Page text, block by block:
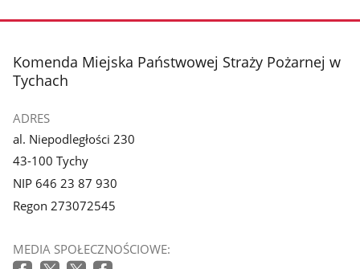
zdjęcie
galerii.
zdjęcie
galerii.
stopka
Komenda Miejska Państwowej Straży Pożarnej w
Tychach
ADRES
al. Niepodległości 230
43-100 Tychy
NIP 646 23 87 930
Regon 273072545
MEDIA SPOŁECZNOŚCIOWE: